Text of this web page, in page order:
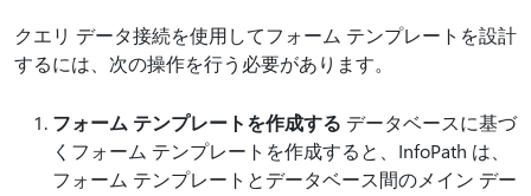
クエリ データ接続を使用してフォーム テンプレートを設計
するには、次の操作を行う必要があります。
フォーム テンプレートを作成する データベースに基づ
くフォーム テンプレートを作成すると、InfoPath は、
フォーム テンプレートとデータベース間のメイン デー